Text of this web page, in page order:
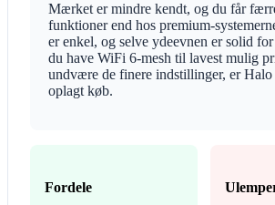
Mærket er mindre kendt, og du får
funktioner end hos premium-
er enkel, og selve ydeevnen er solid
du have WiFi 6-mesh til lavest mulig
undvære de finere indstillinger, er
oplagt køb.
Fordele